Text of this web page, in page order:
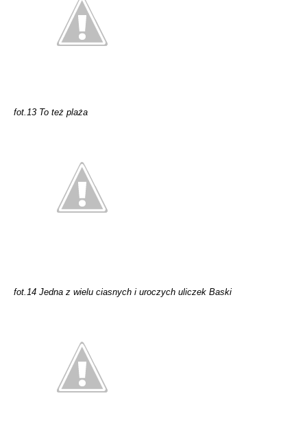
fot.13 To też plaża
fot.14 Jedna z wielu ciasnych i uroczych uliczek Baski